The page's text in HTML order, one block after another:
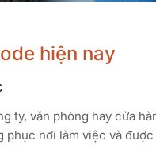
hiện nay
ty, văn phòng hay cửa
phục nơi làm việc và